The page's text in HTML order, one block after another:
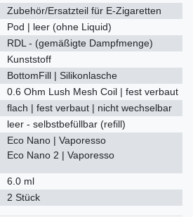
Zubehör/Ersatzteil für E-Zigaretten
Pod | leer (ohne Liquid)
RDL - (gemäßigte Dampfmenge)
Kunststoff
BottomFill | Silikonlasche
0.6 Ohm Lush Mesh Coil | fest verbaut
flach | fest verbaut | nicht wechselbar
leer - selbstbefüllbar (refill)
Eco Nano | Vaporesso
Eco Nano 2 | Vaporesso
6.0 ml
2 Stück